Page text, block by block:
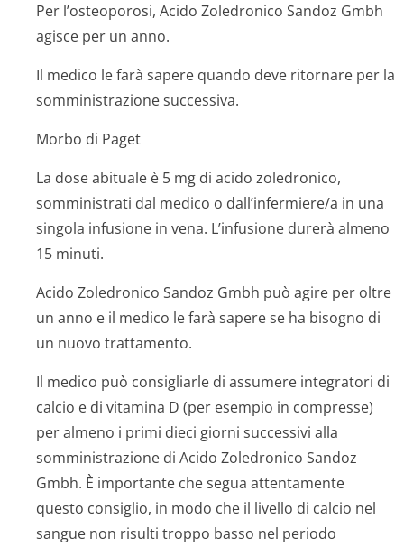
Per l’osteoporosi, Acido Zoledronico Sandoz Gmbh
agisce per un anno.
Il medico le farà sapere quando deve ritornare per la
somministrazione successiva.
Morbo di Paget
La dose abituale è 5 mg di acido zoledronico,
somministrati dal medico o dall’infermiere/a in una
singola infusione in vena. L’infusione durerà almeno
15 minuti.
Acido Zoledronico Sandoz Gmbh può agire per oltre
un anno e il medico le farà sapere se ha bisogno di
un nuovo trattamento.
Il medico può consigliarle di assumere integratori di
calcio e di vitamina D (per esempio in compresse)
per almeno i primi dieci giorni successivi alla
somministrazione di Acido Zoledronico Sandoz
Gmbh. È importante che segua attentamente
questo consiglio, in modo che il livello di calcio nel
sangue non risulti troppo basso nel periodo